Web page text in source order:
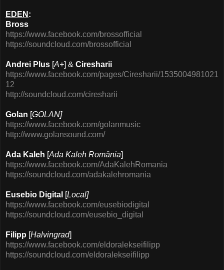
EDEN :
Bross
https://www.facebook.com/brossofficial
https://soundcloud.com/brossofficial
Andrei Plus [A+] & Ciresharii
https://www.facebook.com/pages/Ciresharii/1535004981021
12
http://soundcloud.com/ciresharii
Golan [GOLAN]
https://www.facebook.com/golanmusic
http://www.golansound.com/
Ada Kaleh [Ada Kaleh România]
https://www.facebook.com/AdaKalehRomania
https://soundcloud.com/adakalehromania
Eusebio Digital [Local]
https://www.facebook.com/eusebiodigital
https://soundcloud.com/eusebio_digital
Filipp [Halvingrad]
https://www.facebook.com/eldoralekseifilipp
https://soundcloud.com/eldoralekseifilipp